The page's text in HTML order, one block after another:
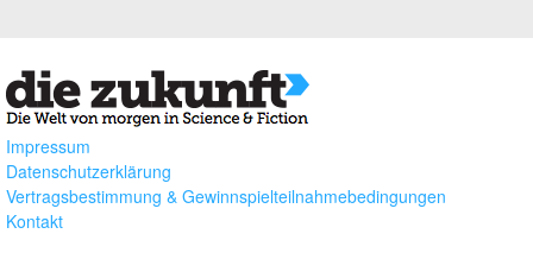
Impressum
Datenschutzerklärung
Vertragsbestimmung & Gewinnspielteilnahmebedingungen
Kontakt